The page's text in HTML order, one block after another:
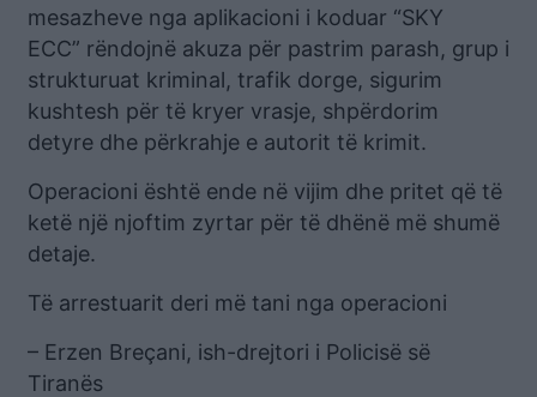
mesazheve nga aplikacioni i koduar “SKY
ECC” rëndojnë akuza për pastrim parash, grup i
strukturuat kriminal, trafik dorge, sigurim
kushtesh për të kryer vrasje, shpërdorim
detyre dhe përkrahje e autorit të krimit.
Operacioni është ende në vijim dhe pritet që të
ketë një njoftim zyrtar për të dhënë më shumë
detaje.
Të arrestuarit deri më tani nga operacioni
– Erzen Breçani, ish-drejtori i Policisë së
Tiranës